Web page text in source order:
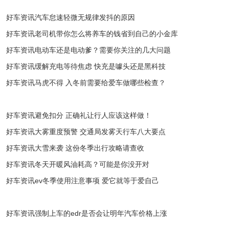
好车资讯汽车怠速轻微无规律发抖的原因
好车资讯老司机带你怎么将养车的钱省到自己的小金库
好车资讯电动车还是电动爹？需要你关注的几大问题
好车资讯缓解充电等待焦虑 快充是噱头还是黑科技
好车资讯马虎不得 入冬前需要给爱车做哪些检查？
好车资讯避免扣分 正确礼让行人应该这样做！
好车资讯大雾重度预警 交通局发雾天行车八大要点
好车资讯大雪来袭 这份冬季出行攻略请查收
好车资讯冬天开暖风油耗高？可能是你没开对
好车资讯ev冬季使用注意事项 爱它就等于爱自己
好车资讯强制上车的edr是否会让明年汽车价格上涨